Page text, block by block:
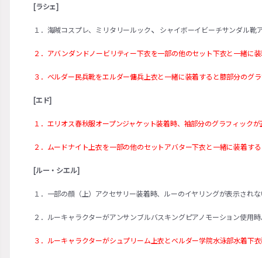
[ラシェ]
１．海賊コスプレ、ミリタリールック、 シャイボーイビーチサンダル靴
２．アバンダンドノービリティー下衣を一部の他のセット下衣と一緒に
３．ベルダー民兵靴をエルダー傭兵上衣と一緒に装着すると膝部分のグ
[エド]
１．エリオス春秋服オープンジャケット装着時、袖部分のグラフィック
２．ムードナイト上衣を一部の他のセットアバター下衣と一緒に装着す
[ルー・シエル]
１．一部の顔（上）アクセサリー装着時、ルーのイヤリングが表示され
２．ルーキャラクターがアンサンブルバスキングピアノモーション使用
３．ルーキャラクターがシュプリーム上衣とベルダー学院水泳部水着下